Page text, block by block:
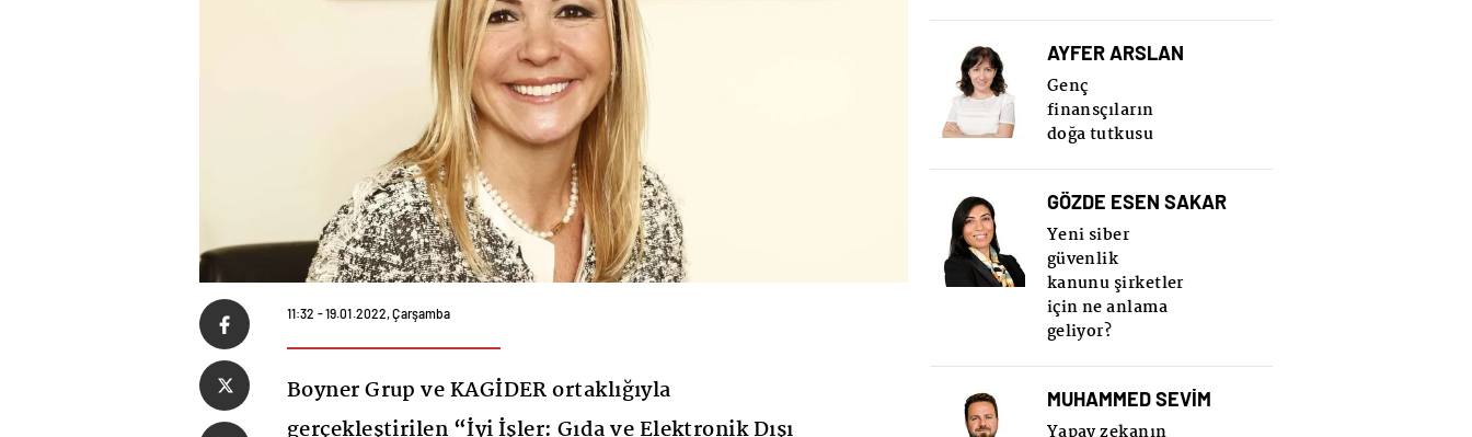
11:32 - 19.01.2022, Çarşamba
Boyner Grup ve KAGİDER ortaklığıyla
gerçekleştirilen “İyi İşler: Gıda ve Elektronik Dışı
AYFER ARSLAN
Genç
finansçıların
doğa tutkusu
GÖZDE ESEN SAKAR
Yeni siber
güvenlik
kanunu şirketler
için ne anlama
geliyor?
MUHAMMED SEVİM